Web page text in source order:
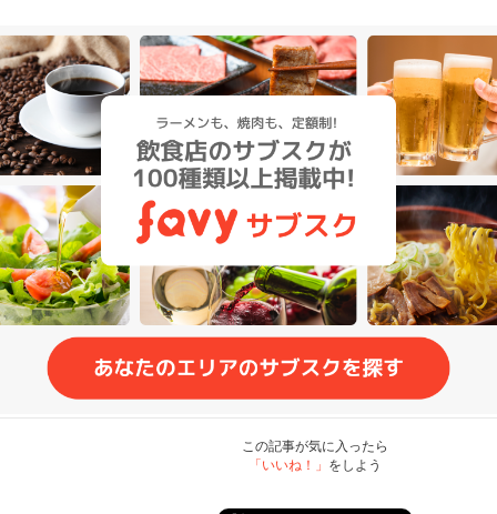
この記事が気に入ったら
「いいね！」 をしよう